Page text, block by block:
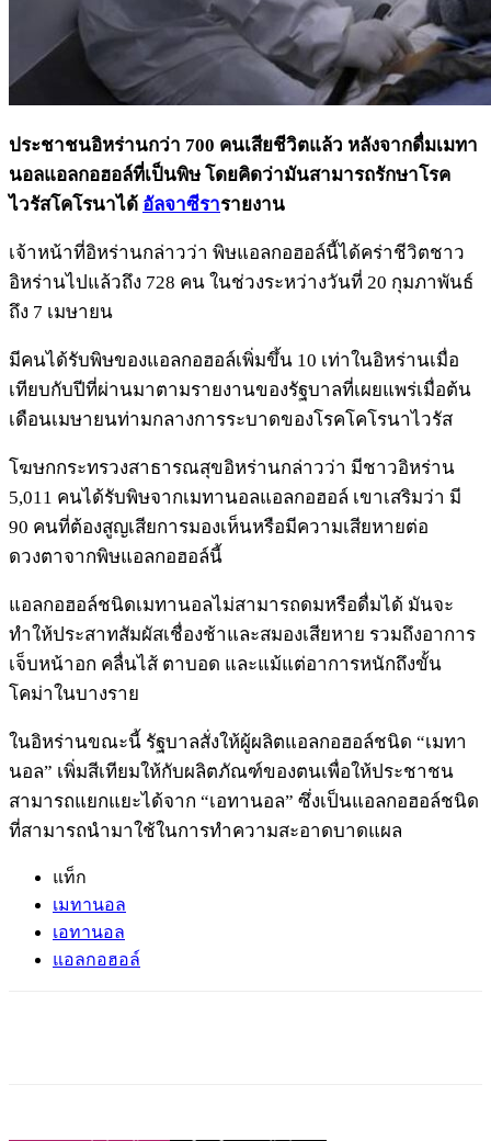
ประชาชนอิหร่านกว่า 700 คนเสียชีวิตแล้ว หลังจากดื่มเมทา
นอลแอลกอฮอล์ที่เป็นพิษ โดยคิดว่ามันสามารถรักษาโรค
ไวรัสโคโรนาได้ อัลจาซีรารายงาน
เจ้าหน้าที่อิหร่านกล่าวว่า พิษแอลกอฮอล์นี้ได้คร่าชีวิตชาว
อิหร่านไปแล้วถึง 728 คน ในช่วงระหว่างวันที่ 20 กุมภาพันธ์
ถึง 7 เมษายน
มีคนได้รับพิษของแอลกอฮอล์เพิ่มขึ้น 10 เท่าในอิหร่านเมื่อ
เทียบกับปีที่ผ่านมาตามรายงานของรัฐบาลที่เผยแพร่เมื่อต้น
เดือนเมษายนท่ามกลางการระบาดของโรคโคโรนาไวรัส
โฆษกกระทรวงสาธารณสุขอิหร่านกล่าวว่า มีชาวอิหร่าน
5,011 คนได้รับพิษจากเมทานอลแอลกอฮอล์ เขาเสริมว่า มี
90 คนที่ต้องสูญเสียการมองเห็นหรือมีความเสียหายต่อ
ดวงตาจากพิษแอลกอฮอล์นี้
แอลกอฮอล์ชนิดเมทานอลไม่สามารถดมหรือดื่มได้ มันจะ
ทำให้ประสาทสัมผัสเชื่องช้าและสมองเสียหาย รวมถึงอาการ
เจ็บหน้าอก คลื่นไส้ ตาบอด และแม้แต่อาการหนักถึงขั้น
โคม่าในบางราย
ในอิหร่านขณะนี้ รัฐบาลสั่งให้ผู้ผลิตแอลกอฮอล์ชนิด “เมทา
นอล” เพิ่มสีเทียมให้กับผลิตภัณฑ์ของตนเพื่อให้ประชาชน
สามารถแยกแยะได้จาก “เอทานอล” ซึ่งเป็นแอลกอฮอล์ชนิด
ที่สามารถนำมาใช้ในการทำความสะอาดบาดแผล
แท็ก
เมทานอล
เอทานอล
แอลกอฮอล์